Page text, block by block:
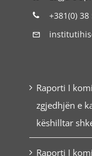
+381(0) 38
Raporti I
zgjedhjën e
këshilltar
Raporti I